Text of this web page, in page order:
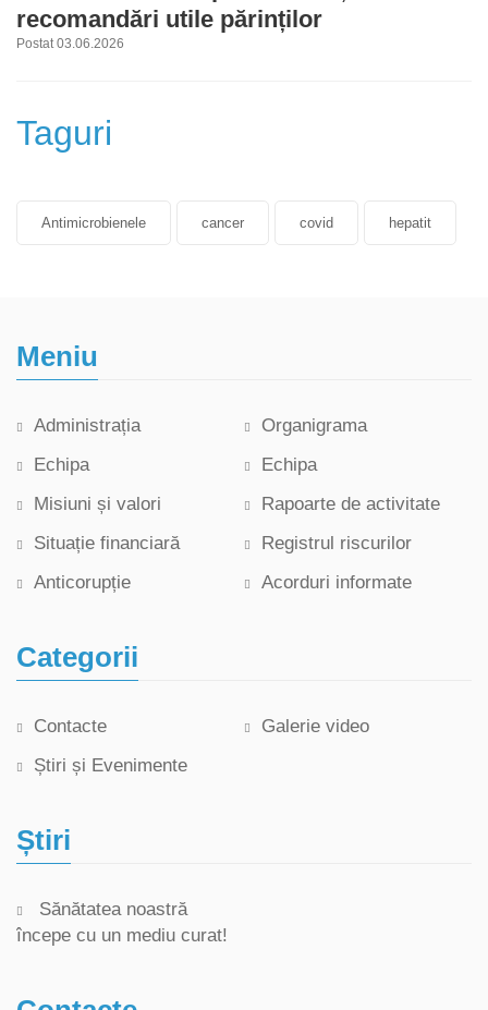
recomandări utile părinților
Postat 03.06.2026
Taguri
Antimicrobienele cancer covid hepatit
Meniu
Administrația
Organigrama
Echipa
Echipa
Misiuni și valori
Rapoarte de activitate
Situație financiară
Registrul riscurilor
Anticorupție
Acorduri informate
Categorii
Contacte
Galerie video
Știri și Evenimente
Știri
Sănătatea noastră
începe cu un mediu curat!